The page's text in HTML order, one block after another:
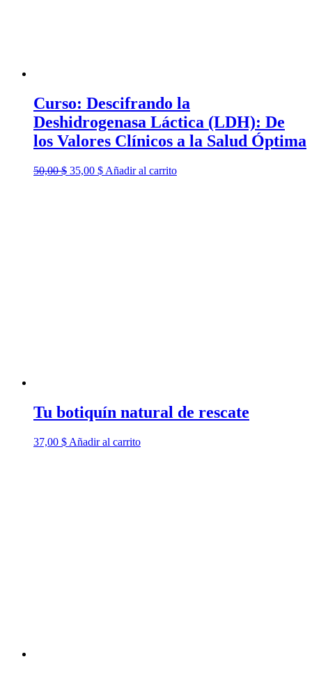
Curso: Descifrando la
Deshidrogenasa Láctica (LDH): De
los Valores Clínicos a la Salud Óptima
50,00$ El
35,00 $ElAñadir al carrito
Tu botiquín natural de rescate
37,00 $ Añadir al carrito